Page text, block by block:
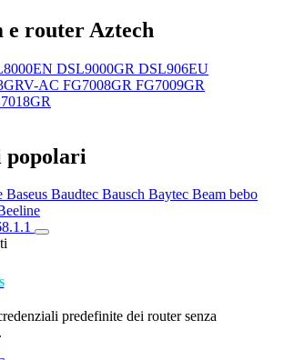
router Aztech
DSL9000GR DSL906EU
AC FG7008GR FG7009GR
Baseus Baudtec Bausch Baytec Beam bebo
predefinite dei router senza